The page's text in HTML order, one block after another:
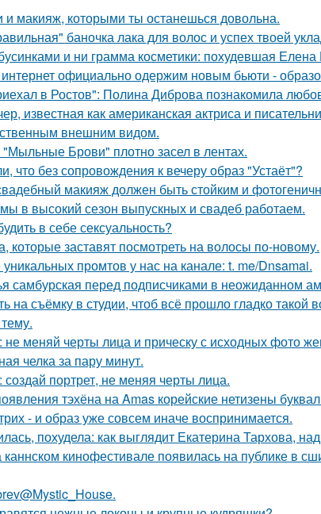
и макияж, которыми ты останешься довольна.
баночка лака для волос и успех твоей
и ни грамма косметики: похудевшая
интернет официально одержим новым бьюти -
в Ростов": Полина Диброва познакомила
известная как американская актриса и
внешним видом.
Брови" плотно засел в лентах.
что без сопровождения к вечеру образ "Устаёт"?
макияж должен быть стойким и
в высокий сезон выпускных и свадеб работаем.
в себе сексуальность?
которые заставят посмотреть на волосы по-новому.
промтов у нас на канале: t. me/Dnsamai.
самбурская перед подписчиками в неожиданном
на съёмку в студии, чтоб всё прошло гладко
не меняй черты лица и прическу с исходных фото
челка за пару минут.
портрет, не меняя черты лица.
тэхёна на Amas корейские нетизены
- и образ уже совсем иначе воспринимается.
похудела: как выглядит Екатерина Тархова,
кинофестивале появилась на публике в